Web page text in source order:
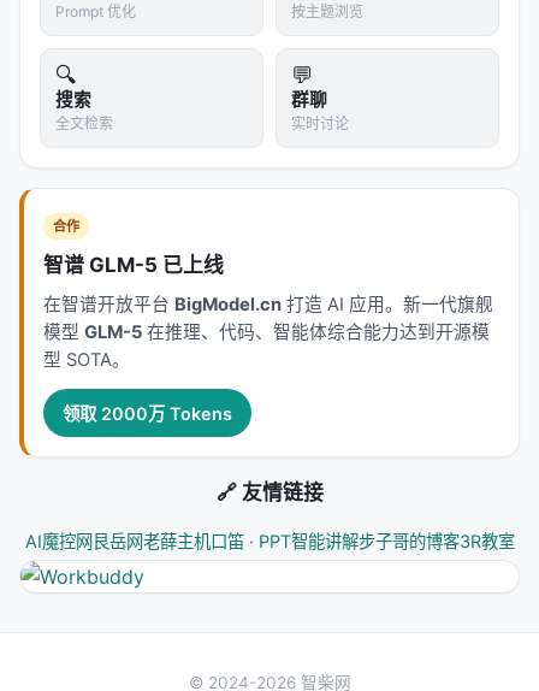
参考文献
原文：MMDeepResearch-Bench: A Benchmark
for Multimodal Deep Research Agents, Jan
2026, arxiv. arXiv / 出版源见链接。
---
深度分析附录
技术脉络定位
本工作处于 agentic_search与大规模搜索/推荐系统
交叉地带。从系统视角看，它回应的是「如何在 LLM
时代重新分配检索、排序、生成与工具调用的职责边
界」这一核心问题。若将经典搜索栈比作漏斗：召回
负责覆盖，精排负责判别，生成负责呈现；而 LLM 时
推理预算与行动空间
检索几次、调用何种工具）。
相关工作纵览
LLM 代理的演进。每一代方法都在效率-效果-可维护
Prompt 优化 按主题浏览
🔍
搜索
全文检索
💬
群聊
实时讨论
合作
智谱 GLM-5 已上线
在智谱开放平台 BigModel.cn 打造 AI 应用。新一代旗舰
模型 GLM-5 在推理、代码、智能体综合能力达到开源模
型 SOTA。
领取 2000万 Tokens
🔗 友情链接
AI魔控网 艮岳网老薛主机口笛 · PPT智能讲解步子哥的博客3R教室
© 2024-2026 智柴网